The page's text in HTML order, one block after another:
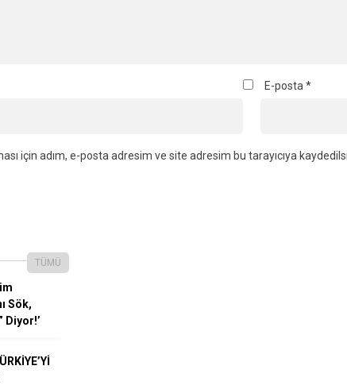
E-posta *
için adım, e-posta adresim ve site adresim bu tarayıcıya
TÜMÜ
Sök,
Diyor!’